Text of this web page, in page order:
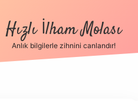
Hızlı İlham Molası
Anlık bilgilerle zihnini canlandır!